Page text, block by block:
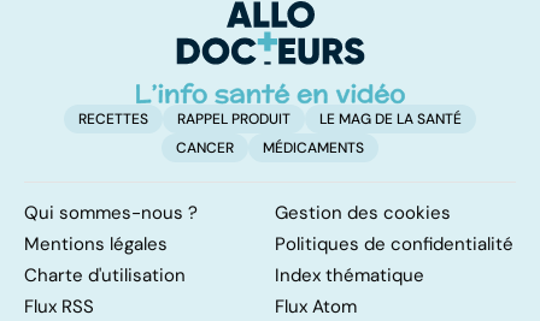
d'angine ?
RECETTES RAPPEL PRODUIT
LE MAG DE LA SANTÉ
CANCER
MÉDICAMENTS
Qui sommes-nous ?
Gestion des cookies
Mentions légales
Politiques de confidentialité
Charte d'utilisation
Index thématique
Flux RSS
Flux Atom